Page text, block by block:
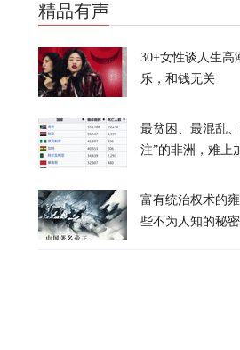
昨晚一
天下事
精品有声
30+女性谈人生高
乐，和钱无关
最贫困、最混乱
注”的非洲，难上
富有统治权术的
些不为人知的秘密